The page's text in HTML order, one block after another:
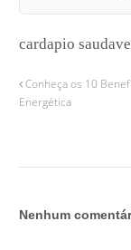
cardapio
Conheça os 10
Energética
Nenhum